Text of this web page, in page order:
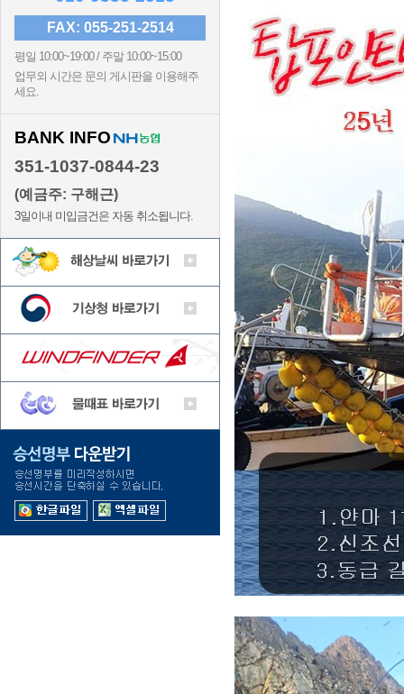
FAX: 055-251-2514
평일 10:00~19:00 / 주말 10:00~15:00
업무외 시간은 문의 게시판을 이용해주
세요.
BANK INFO
351-1037-0844-23
(예금주: 구해근)
3일이내 미입금건은 자동 취소됩니다.